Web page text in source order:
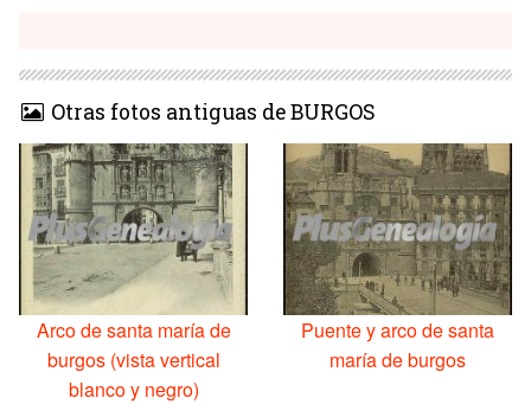
Otras fotos antiguas de BURGOS
Arco de santa maría de
burgos (vista vertical
blanco y negro)
Puente y arco de santa
maría de burgos